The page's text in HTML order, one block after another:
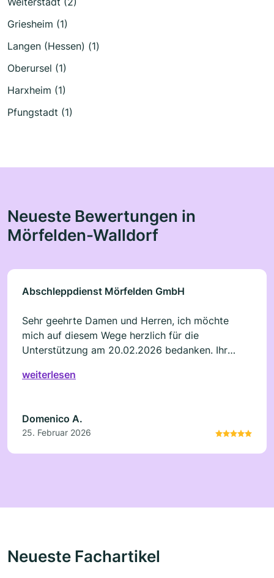
Griesheim (1)
Langen (Hessen) (1)
Oberursel (1)
Harxheim (1)
Pfungstadt (1)
Neueste Bewertungen in
Mörfelden-Walldorf
Abschleppdienst Mörfelden GmbH
Sehr geehrte Damen und Herren, ich möchte
mich auf diesem Wege herzlich für die
Unterstützung am 20.02.2026 bedanken. Ihr
stressigen Situation absolut professionell, schnell
und mich sehr gut betreut. Ein solch engagierter
Service ist nicht selbstverständlich. Ich werde Ihr
Unternehmen definitiv weiterempfehlen.
weiterlesen
Domenico A.
25. Februar 2026
Neueste Fachartikel